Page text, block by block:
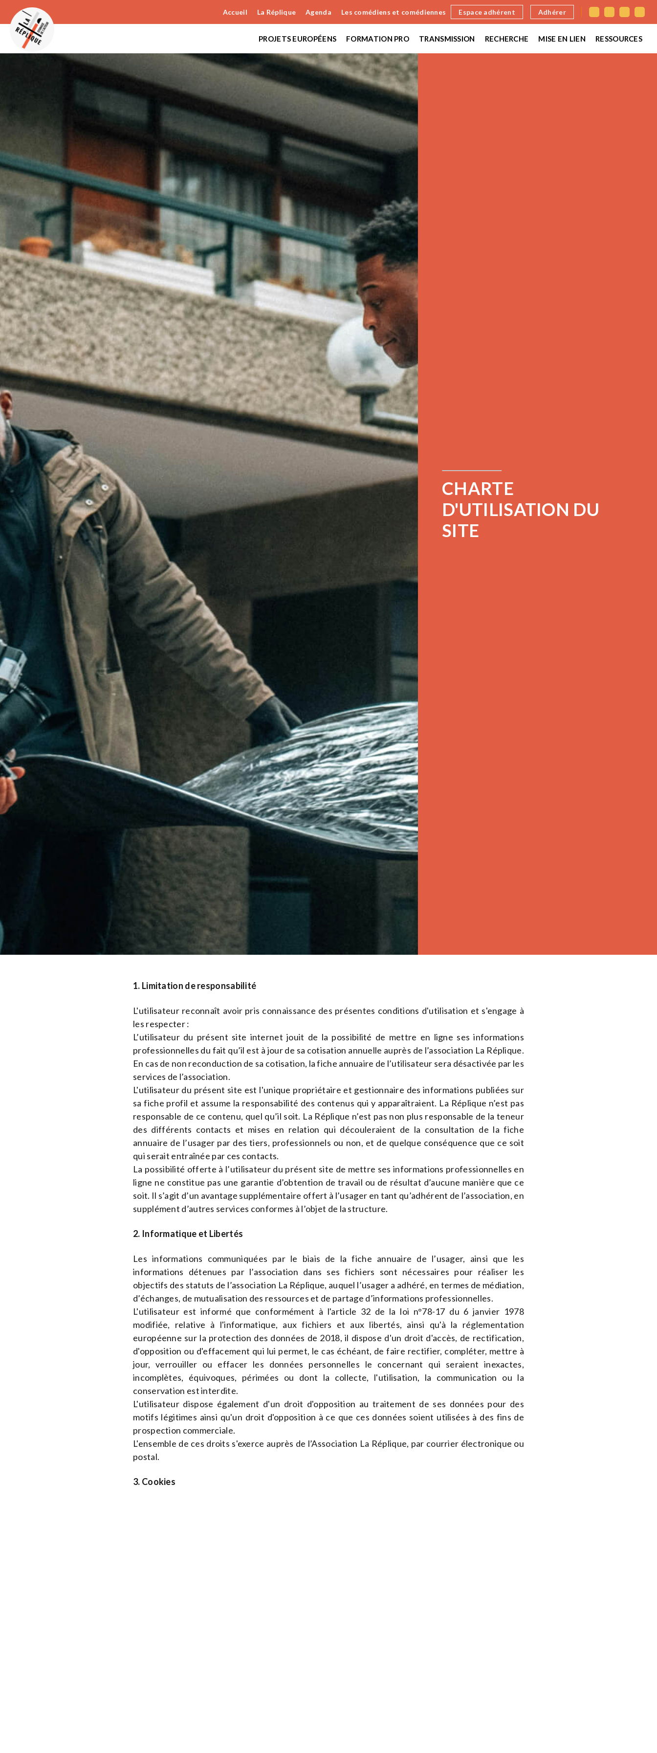
Accueil La Réplique Agenda Les comédiens et comédiennes Espace adhérent Adhérer
PROJETS EUROPÉENS FORMATION PRO TRANSMISSION RECHERCHE MISE EN LIEN RESSOURCES
CHARTE
D'UTILISATION DU
SITE
1. Limitation de responsabilité
L'utilisateur reconnaît avoir pris connaissance des présentes conditions d'utilisation et s'engage à
les respecter :
L’utilisateur du présent site internet jouit de la possibilité de mettre en ligne ses informations
professionnelles du fait qu’il est à jour de sa cotisation annuelle auprès de l’association La Réplique.
En cas de non reconduction de sa cotisation, la fiche annuaire de l’utilisateur sera désactivée par les
services de l’association.
L'utilisateur du présent site est l'unique propriétaire et gestionnaire des informations publiées sur
sa fiche profil et assume la responsabilité des contenus qui y apparaîtraient. La Réplique n’est pas
responsable de ce contenu, quel qu’il soit. La Réplique n’est pas non plus responsable de la teneur
des différents contacts et mises en relation qui découleraient de la consultation de la fiche
annuaire de l’usager par des tiers, professionnels ou non, et de quelque conséquence que ce soit
qui serait entraînée par ces contacts.
La possibilité offerte à l’utilisateur du présent site de mettre ses informations professionnelles en
ligne ne constitue pas une garantie d’obtention de travail ou de résultat d’aucune manière que ce
soit. Il s’agit d’un avantage supplémentaire offert à l’usager en tant qu’adhérent de l’association, en
supplément d’autres services conformes à l’objet de la structure.
2. Informatique et Libertés
Les informations communiquées par le biais de la fiche annuaire de l’usager, ainsi que les
informations détenues par l’association dans ses fichiers sont nécessaires pour réaliser les
objectifs des statuts de l’association La Réplique, auquel l’usager a adhéré, en termes de médiation,
d’échanges, de mutualisation des ressources et de partage d’informations professionnelles.
L'utilisateur est informé que conformément à l'article 32 de la loi n°78-17 du 6 janvier 1978
modifiée, relative à l'informatique, aux fichiers et aux libertés, ainsi qu'à la réglementation
européenne sur la protection des données de 2018, il dispose d'un droit d'accès, de rectification,
d'opposition ou d'effacement qui lui permet, le cas échéant, de faire rectifier, compléter, mettre à
jour, verrouiller ou effacer les données personnelles le concernant qui seraient inexactes,
incomplètes, équivoques, périmées ou dont la collecte, l'utilisation, la communication ou la
conservation est interdite.
L'utilisateur dispose également d'un droit d'opposition au traitement de ses données pour des
motifs légitimes ainsi qu'un droit d'opposition à ce que ces données soient utilisées à des fins de
prospection commerciale.
L'ensemble de ces droits s'exerce auprès de l’Association La Réplique, par courrier électronique ou
postal.
3. Cookies